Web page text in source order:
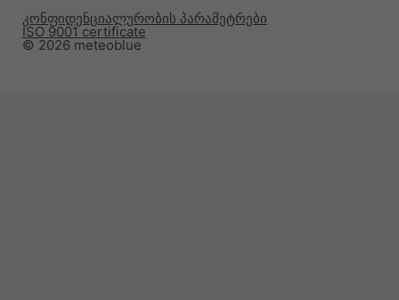
© 2026 meteoblue
ISO 9001 certificate
კონფიდენციალურობის პარამეტრები